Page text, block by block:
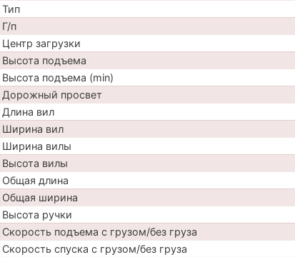
Тип
Г/п
Центр загрузки
Высота подъема
Высота подъема (min)
Дорожный просвет
Длина вил
Ширина вил
Ширина вилы
Высота вилы
Общая длина
Общая ширина
Высота ручки
Скорость подъема с грузом/без груза
Скорость спуска с грузом/без груза